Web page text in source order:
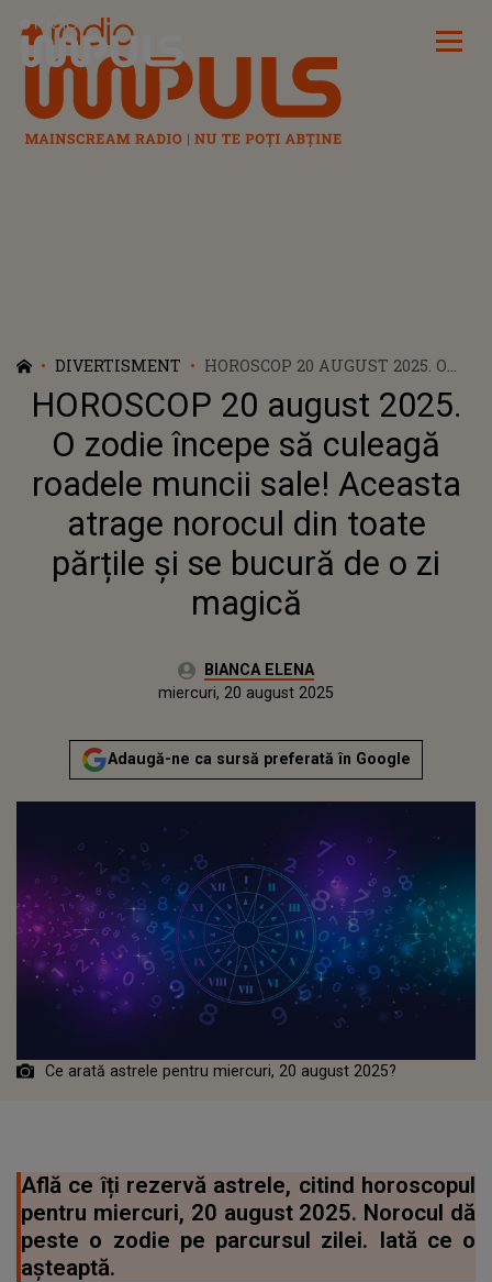
Radio Impuls
DIVERTISMENT
HOROSCOP 20 AUGUST 2025. O
ZODIE ÎNCEPE SĂ CULEAGĂ
ROADELE MUNCII SALE!
ACEASTA ATRAGE NOROCUL DIN
TOATE PĂRȚILE ȘI SE BUCURĂ
DE O ZI MAGICĂ
HOROSCOP 20 august 2025.
O zodie începe să culeagă
roadele muncii sale! Aceasta
atrage norocul din toate
părțile și se bucură de o zi
magică
Autor:BIANCA ELENA
miercuri, 20 august 2025Actualizat:
miercuri, 20 august 2025
Adaugă-ne ca sursă preferată în Google
Ce arată astrele pentru miercuri, 20 august 2025?
Află ce îți rezervă astrele, citind horoscopul
pentru miercuri, 20 august 2025. Norocul dă
peste o zodie pe parcursul zilei. Iată ce o
așteaptă.